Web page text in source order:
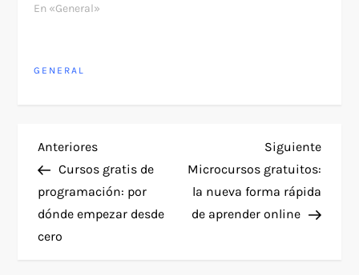
En «General»
GENERAL
N
a
v
Entrada
anterior
Anteriores
Cursos gratis de
programación: por
dónde empezar desde
cero
Siguiente
Microcursos gratuitos:
la nueva forma rápida
de aprender online